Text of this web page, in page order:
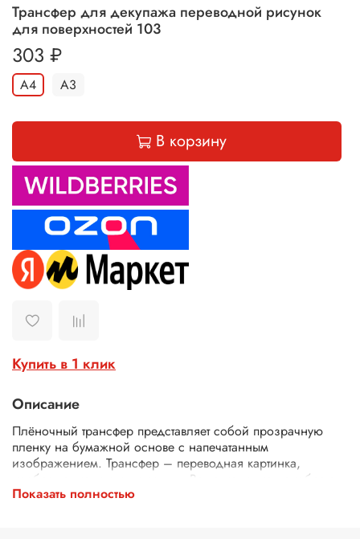
Трансфер для декупажа переводной рисунок
для поверхностей 103
303 ₽
А4 А3
В корзину
Купить в 1 клик
Описание
Плёночный трансфер представляет собой прозрачную
пленку на бумажной основе с напечатанным
изображением. Трансфер – переводная картинка,
изображение, с его помощью Ваше изделие приобретет
неповторимость и уникальность. Трансферной бумагой
Показать полностью